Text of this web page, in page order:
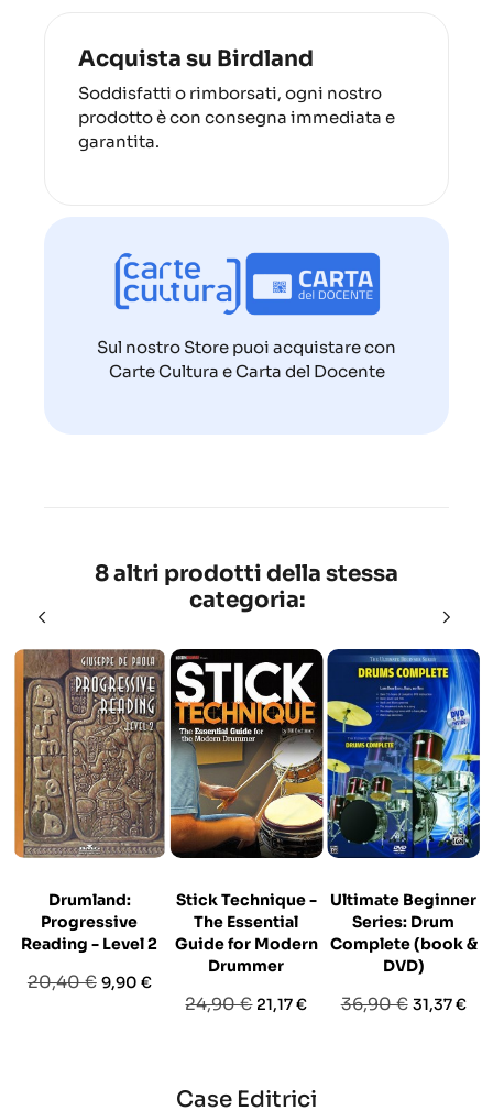
Acquista su Birdland
Soddisfatti o rimborsati, ogni nostro
prodotto è con consegna immediata e
garantita.
Sul nostro Store puoi acquistare con
Carte Cultura e Carta del Docente
8 altri prodotti della stessa
categoria:
Drumland:
Progressive
Reading - Level 2
Prezzo
20,40 € Prezzo
9,90 €
Stick Technique -
The Essential
Guide for Modern
Drummer
Prezzo
24,90 € Prezzo
21,17 €
Ultimate Beginner
Series: Drum
Complete (book &
DVD)
Prezzo
36,90 € Prezzo
31,37 €
Case Editrici